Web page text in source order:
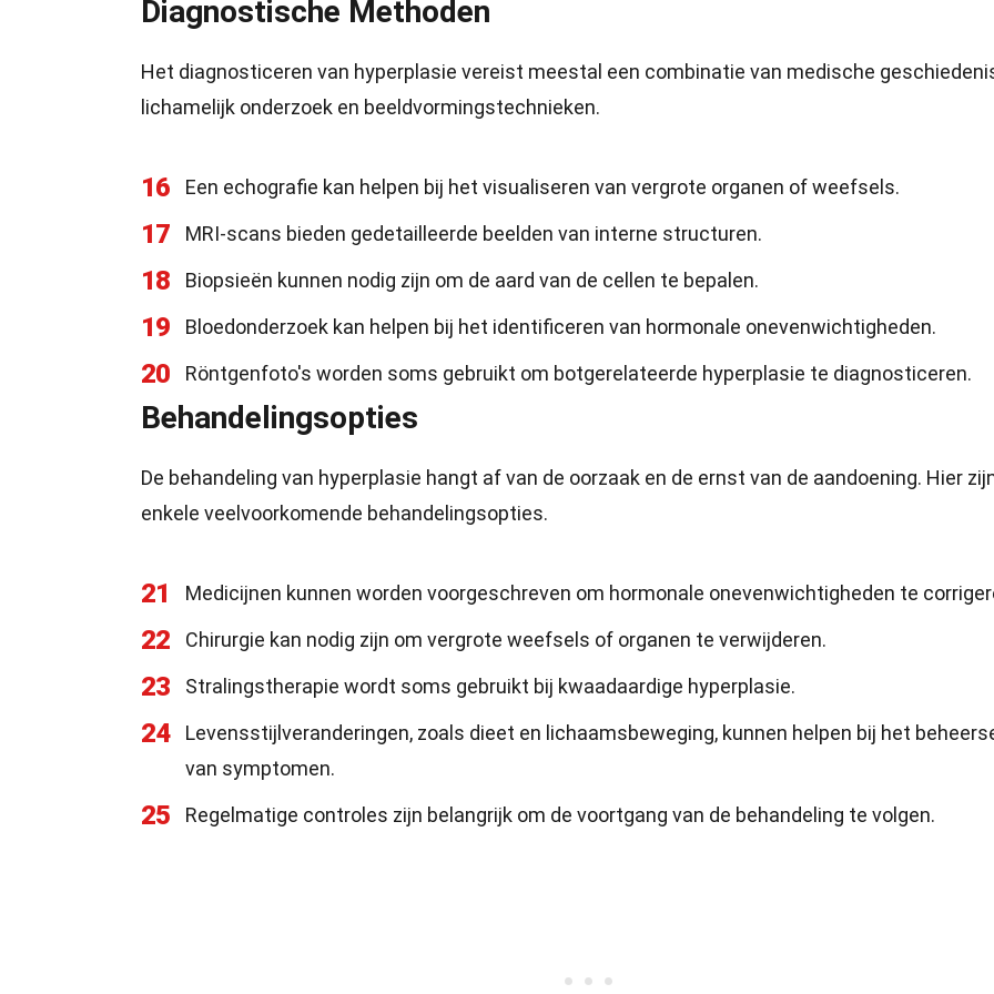
Diagnostische Methoden
Het diagnosticeren van hyperplasie vereist meestal een combinatie van medische
lichamelijk onderzoek en beeldvormingstechnieken.
16 Een echografie kan helpen bij het visualiseren van vergrote organen of weefsels.
17 MRI-scans bieden gedetailleerde beelden van interne structuren.
18 Biopsieën kunnen nodig zijn om de aard van de cellen te bepalen.
19 Bloedonderzoek kan helpen bij het identificeren van hormonale onevenwichtigheden.
20 Röntgenfoto's worden soms gebruikt om botgerelateerde hyperplasie te diagnosticeren.
Behandelingsopties
De behandeling van hyperplasie hangt af van de oorzaak en de ernst van de aandoening. Hier
enkele veelvoorkomende behandelingsopties.
21 Medicijnen kunnen worden voorgeschreven om hormonale onevenwichtigheden te
22 Chirurgie kan nodig zijn om vergrote weefsels of organen te verwijderen.
23 Stralingstherapie wordt soms gebruikt bij kwaadaardige hyperplasie.
24
Levensstijlveranderingen, zoals dieet en lichaamsbeweging, kunnen helpen bij het
van symptomen.
25 Regelmatige controles zijn belangrijk om de voortgang van de behandeling te volgen.